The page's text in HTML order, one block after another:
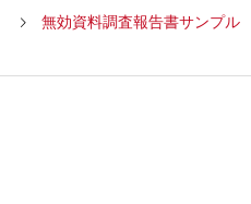
無効資料調査報告書サンプル